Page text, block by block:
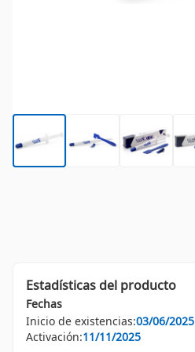
Estadísticas del producto
Fechas
Inicio de existencias:03/06/2025
Activación:11/11/2025